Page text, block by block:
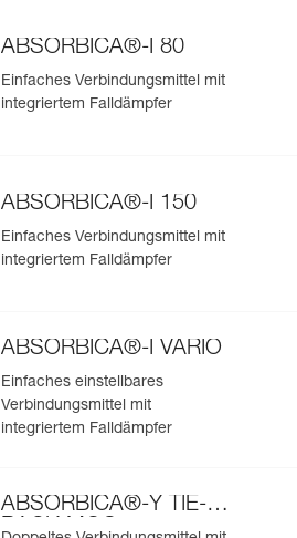
ABSORBICA®-I 80
Einfaches Verbindungsmittel mit
integriertem Falldämpfer
ABSORBICA®-I 150
Einfaches Verbindungsmittel mit
integriertem Falldämpfer
ABSORBICA®-I VARIO
Einfaches einstellbares
Verbindungsmittel mit
integriertem Falldämpfer
ABSORBICA®-Y TIE-
BACK MGO